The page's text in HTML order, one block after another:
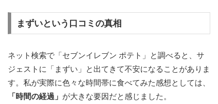
まずいという口コミの真相
ネット検索で「セブンイレブン ポテト」と調べると、サ
ジェストに「まずい」と出てきて不安になることがありま
す。私が実際に色々な時間帯に食べてみた感想としては、
「時間の経過」 が大きな要因だと感じました。